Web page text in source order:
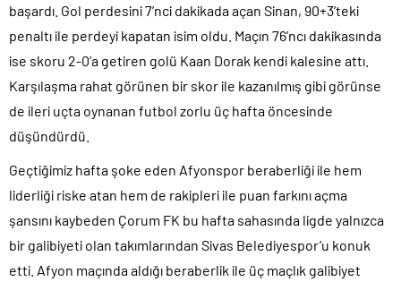
başardı. Gol perdesini 7’nci dakikada açan Sinan, 90+3’teki
penaltı ile perdeyi kapatan isim oldu. Maçın 76’ncı dakikasında
ise skoru 2-0’a getiren golü Kaan Dorak kendi kalesine attı.
Karşılaşma rahat görünen bir skor ile kazanılmış gibi görünse
de ileri uçta oynanan futbol zorlu üç hafta öncesinde
düşündürdü.
Geçtiğimiz hafta şoke eden Afyonspor beraberliği ile hem
liderliği riske atan hem de rakipleri ile puan farkını açma
şansını kaybeden Çorum FK bu hafta sahasında ligde yalnızca
bir galibiyeti olan takımlarından Sivas Belediyespor’u konuk
etti. Afyon maçında aldığı beraberlik ile üç maçlık galibiyet